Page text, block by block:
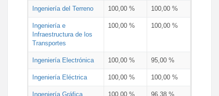
Ingeniería del Terreno 100,00 % 100,00 %
Ingeniería e
Infraestructura de los
Transportes
100,00 % 100,00 %
Ingeniería Electrónica 100,00 % 95,00 %
Ingeniería Eléctrica 100,00 % 100,00 %
Ingeniería Gráfica 100,00 % 96,38 %